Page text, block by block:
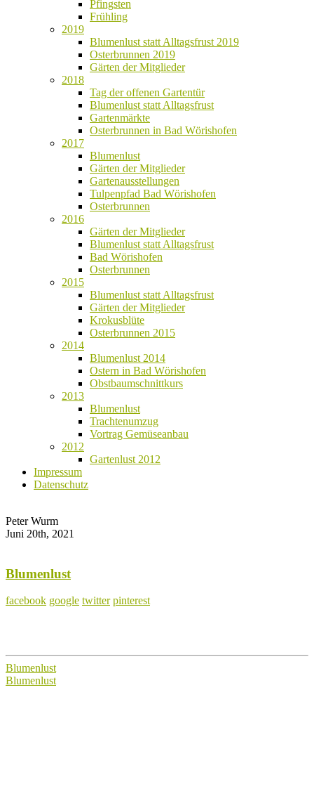
Pfingsten
Frühling
2019
Blumenlust statt Alltagsfrust 2019
Osterbrunnen 2019
Gärten der Mitglieder
2018
Tag der offenen Gartentür
Blumenlust statt Alltagsfrust
Gartenmärkte
Osterbrunnen in Bad Wörishofen
2017
Blumenlust
Gärten der Mitglieder
Gartenausstellungen
Tulpenpfad Bad Wörishofen
Osterbrunnen
2016
Gärten der Mitglieder
Blumenlust statt Alltagsfrust
Bad Wörishofen
Osterbrunnen
2015
Blumenlust statt Alltagsfrust
Gärten der Mitglieder
Krokusblüte
Osterbrunnen 2015
2014
Blumenlust 2014
Ostern in Bad Wörishofen
Obstbaumschnittkurs
2013
Blumenlust
Trachtenumzug
Vortrag Gemüseanbau
2012
Gartenlust 2012
Impressum
Datenschutz
Peter Wurm
Juni 20th, 2021
Blumenlust
facebook google twitter pinterest
Blumenlust
Blumenlust